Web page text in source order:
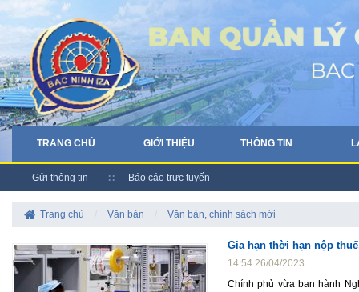
TRANG CHỦ GIỚI THIỆU THÔNG TIN
Gửi thông tin Báo cáo trực tuyến
Trang chủ Văn bản Văn bản, chính sách mới
Gia hạn thời hạn nộp
14:54 26/04/2023
Chính phủ vừa ban hành